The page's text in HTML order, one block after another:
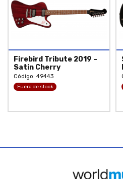
Firebird Tribute 2019 –
Satin Cherry
Código: 49443
Fuera de stock